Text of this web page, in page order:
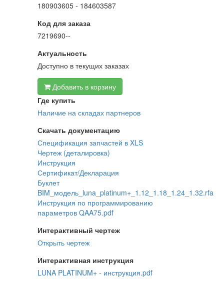
180903605 - 184603587
Код для заказа
7219690--
Актуальность
Доступно в текущих заказах
Добавить в корзину
Где купить
Наличие на складах партнеров
Скачать документацию
Спецификация запчастей в XLS
Чертеж (деталировка)
Инструкция
Сертификат/Декларация
Буклет
BIM_модель_luna_platinum+_1.12_1.18_1.24_1.32.rfa
Инструкция по программированию
параметров QAA75.pdf
Интерактивный чертеж
Открыть чертеж
Интерактивная инструкция
LUNA PLATINUM+ - инструкция.pdf